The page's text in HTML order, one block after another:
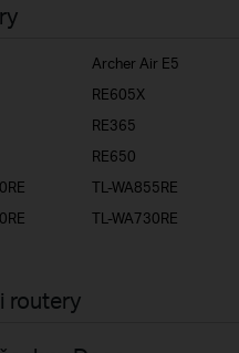
Archer Air E5
RE605X
RE365
RE650
TL-WA855RE
TL-WA730RE
routery